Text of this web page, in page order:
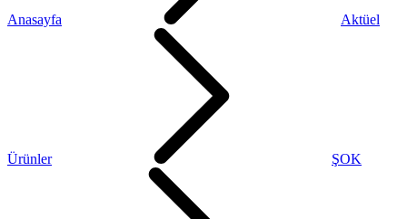
Anasayfa Aktüel
Ürünler ŞOK